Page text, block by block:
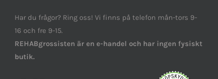
Har du frågor? Ring oss! Vi finns på telefon mån-tors 9-
16 och fre 9-15.
REHABgrossisten är en e-handel och har ingen fysiskt
butik.